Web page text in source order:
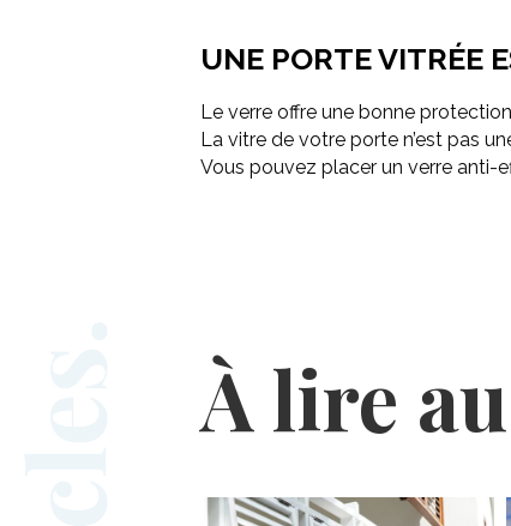
UNE PORTE VITRÉE
Le verre offre une bonne
La vitre de votre porte n’est pas
Vous pouvez placer un verre anti-
À lire